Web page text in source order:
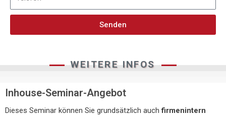
Senden
WEITERE INFOS
Inhouse-Seminar-Angebot
Dieses Seminar können Sie grundsätzlich auchfirmenintern